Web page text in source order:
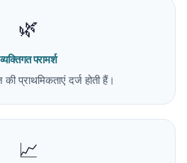
🌿
व्यक्तिगत परामर्श
प्राथमिकताएं दर्ज होती हैं।
📈